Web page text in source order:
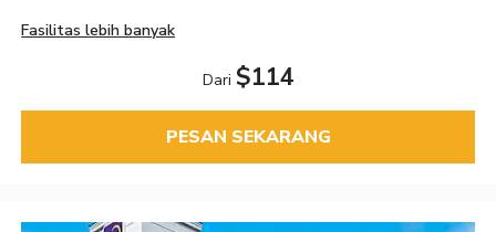
Fasilitas lebih banyak
Dari $114
PESAN SEKARANG